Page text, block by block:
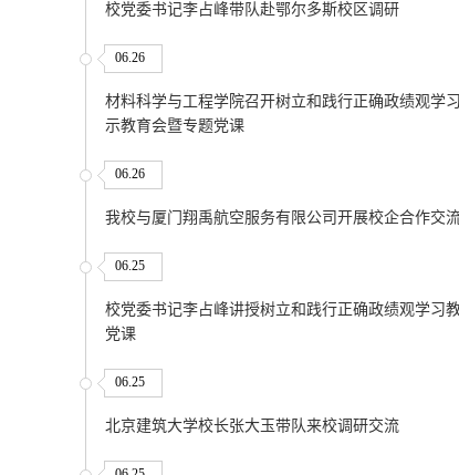
校党委书记李占峰带队赴鄂尔多斯校区调研
06.26
材料科学与工程学院召开树立和践行正确政绩观学
示教育会暨专题党课
06.26
我校与厦门翔禹航空服务有限公司开展校企合作交
06.25
校党委书记李占峰讲授树立和践行正确政绩观学习
党课
06.25
北京建筑大学校长张大玉带队来校调研交流